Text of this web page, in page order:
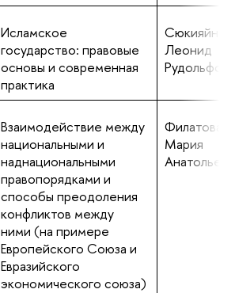
Исламское
государство: правовые
основы и современная
практика
Сюкияйнен
Леонид
Взаимодействие между
национальными и
наднациональными
правопорядками и
способы преодоления
конфликтов между
ними (на примере
Европейского Союза и
Евразийского
экономического союза)
Филатова
Мария